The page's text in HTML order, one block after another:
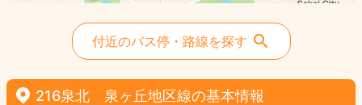
付近のバス停・路線を探す
216泉北 泉ヶ丘地区線の基本情報